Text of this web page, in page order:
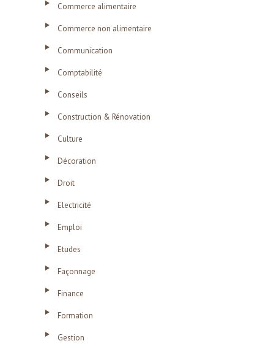
Commerce alimentaire
Commerce non alimentaire
Communication
Comptabilité
Conseils
Construction & Rénovation
Culture
Décoration
Droit
Electricité
Emploi
Etudes
Façonnage
Finance
Formation
Gestion